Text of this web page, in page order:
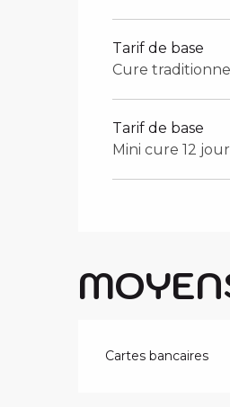
Tarif de base
Cure
Tarif de base
Mini cure 12
Cartes bancaires